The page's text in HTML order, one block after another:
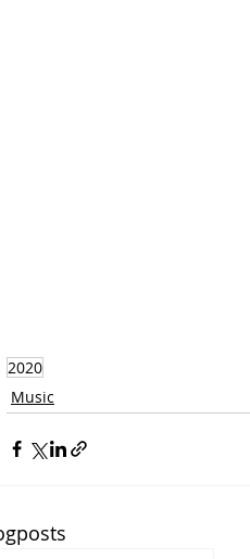
2020
Music